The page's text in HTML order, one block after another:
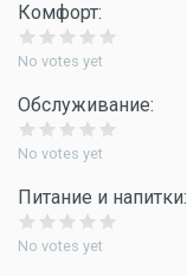
Комфорт:
No votes yet
Обслуживание:
No votes yet
Питание и напитки:
No votes yet